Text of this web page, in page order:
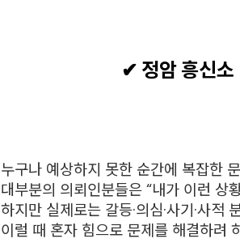
✔ 정암 흥신소
누구나 예상하지 못한 순간에 복잡한
대부분의 의뢰인분들은 “내가 이런 상
하지만 실제로는 갈등·의심·사기·사
이럴 때 혼자 힘으로 문제를 해결하려